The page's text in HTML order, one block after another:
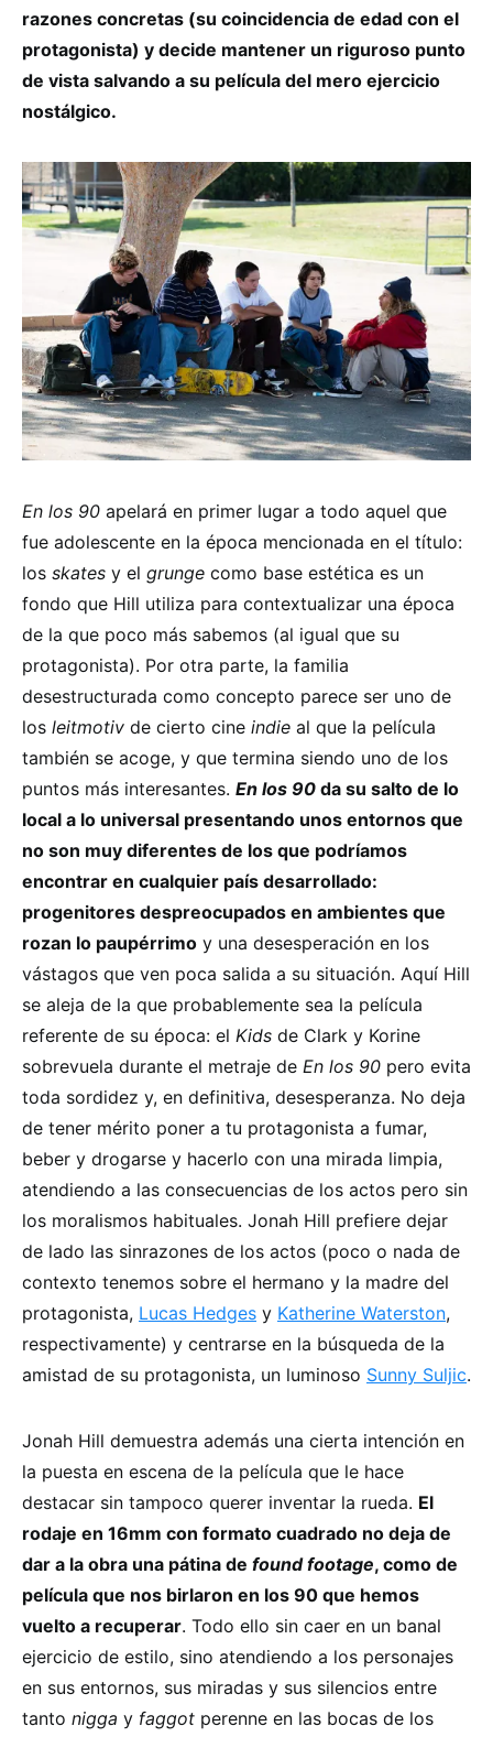
razones concretas (su coincidencia de edad con el
protagonista) y decide mantener un riguroso punto
de vista salvando a su película del mero ejercicio
nostálgico.
En los 90 apelará en primer lugar a todo aquel que
fue adolescente en la época mencionada en el título:
los skates y el grunge como base estética es un
fondo que Hill utiliza para contextualizar una época
de la que poco más sabemos (al igual que su
protagonista). Por otra parte, la familia
desestructurada como concepto parece ser uno de
los leitmotiv de cierto cine indie al que la película
también se acoge, y que termina siendo uno de los
puntos más interesantes. En los 90 da su salto de lo
local a lo universal presentando unos entornos que
no son muy diferentes de los que podríamos
encontrar en cualquier país desarrollado:
progenitores despreocupados en ambientes que
rozan lo paupérrimo y una desesperación en los
vástagos que ven poca salida a su situación. Aquí Hill
se aleja de la que probablemente sea la película
referente de su época: el Kids de Clark y Korine
sobrevuela durante el metraje de En los 90 pero evita
toda sordidez y, en definitiva, desesperanza. No deja
de tener mérito poner a tu protagonista a fumar,
beber y drogarse y hacerlo con una mirada limpia,
atendiendo a las consecuencias de los actos pero sin
los moralismos habituales. Jonah Hill prefiere dejar
de lado las sinrazones de los actos (poco o nada de
contexto tenemos sobre el hermano y la madre del
protagonista, Lucas Hedges y Katherine Waterston,
respectivamente) y centrarse en la búsqueda de la
amistad de su protagonista, un luminoso Sunny Suljic.
Jonah Hill demuestra además una cierta intención en
la puesta en escena de la película que le hace
destacar sin tampoco querer inventar la rueda. El
rodaje en 16mm con formato cuadrado no deja de
dar a la obra una pátina de found footage, como de
película que nos birlaron en los 90 que hemos
vuelto a recuperar. Todo ello sin caer en un banal
ejercicio de estilo, sino atendiendo a los personajes
en sus entornos, sus miradas y sus silencios entre
tanto nigga y faggot perenne en las bocas de los